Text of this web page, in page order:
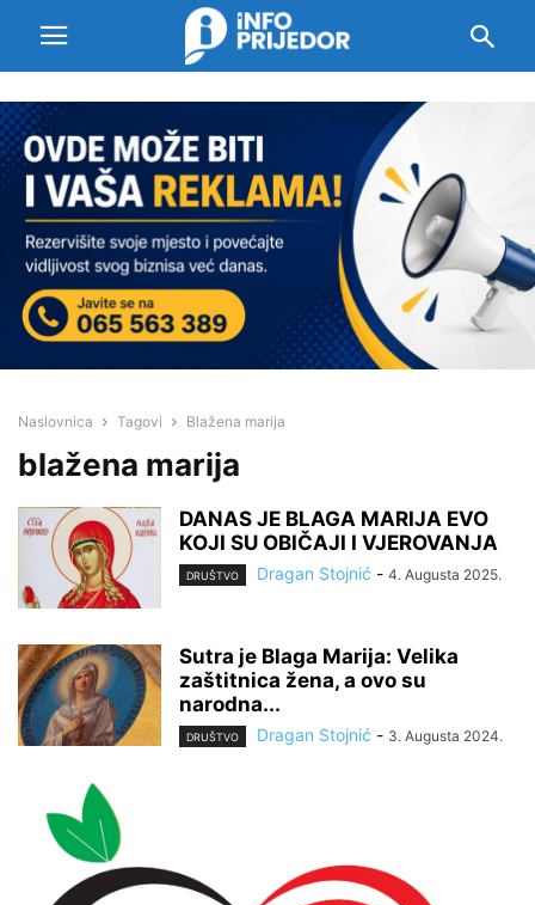
Naslovnica Tagovi Blažena marija
blažena marija
DANAS JE BLAGA MARIJA EVO
KOJI SU OBIČAJI I VJEROVANJA
DRUŠTVO Dragan Stojnić - 4. Augusta 2025.
Sutra je Blaga Marija: Velika
zaštitnica žena, a ovo su
narodna...
DRUŠTVO Dragan Stojnić - 3. Augusta 2024.